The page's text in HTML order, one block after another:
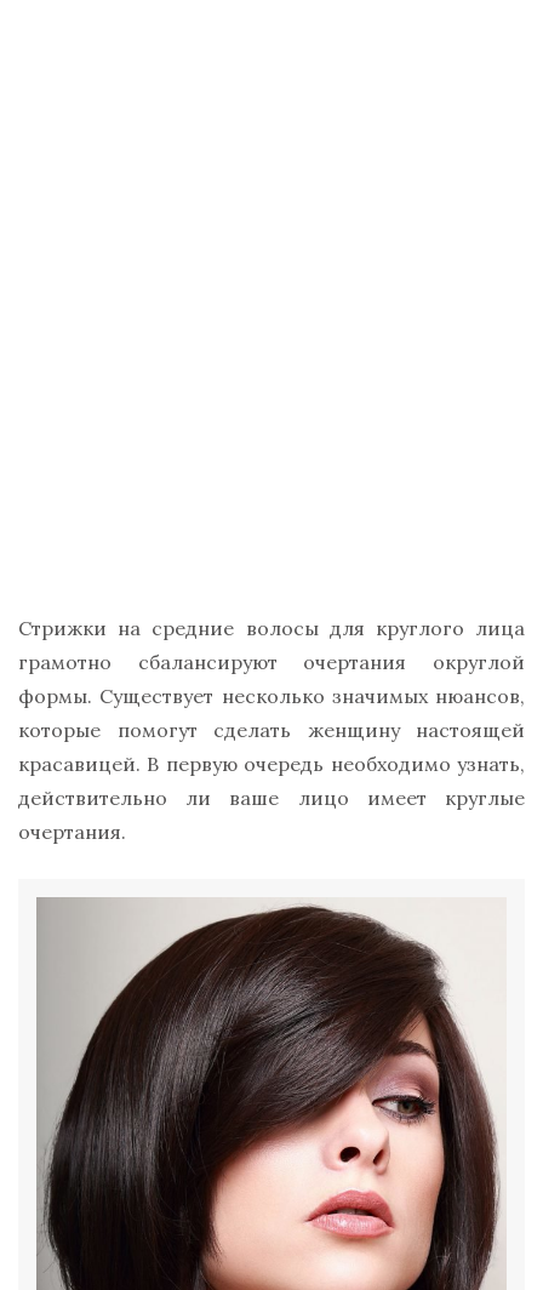
Стрижки на средние волосы для круглого лица
грамотно сбалансируют очертания округлой
формы. Существует несколько значимых нюансов,
которые помогут сделать женщину настоящей
красавицей. В первую очередь необходимо узнать,
действительно ли ваше лицо имеет круглые
очертания.